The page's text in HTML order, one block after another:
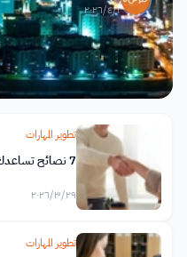
١‏/٤‏/٢٠٢٦
تطوير المهارات
7 نصائح تساعدك على اجتياز مقابلات العمل بثقة واحتراف
٢٩‏/٣‏/٢٠٢٦
تطوير المهارات